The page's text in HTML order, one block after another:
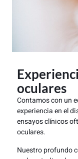
oculares
Contamos con un
experiencia en el
ensayos clínicos
oculares.
Nuestro profundo